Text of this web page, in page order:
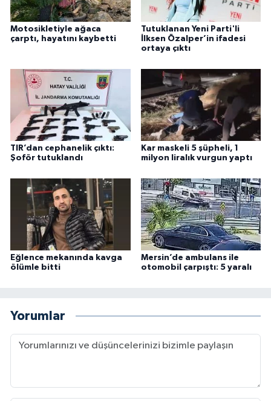
Motosikletiyle ağaca
çarptı, hayatını kaybetti
Tutuklanan Yeni Parti'li
İlksen Özalper’in ifadesi
ortaya çıktı
TIR’dan cephanelik çıktı:
Şoför tutuklandı
Kar maskeli 5 şüpheli, 1
milyon liralık vurgun yaptı
Eğlence mekanında kavga
ölümle bitti
Mersin’de ambulans ile
otomobil çarpıştı: 5 yaralı
Yorumlar